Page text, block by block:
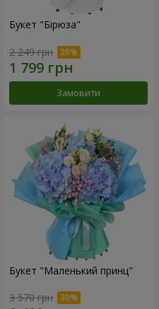
Букет "Бірюза"
2 249 грн
Замовити
Букет "Маленький принц"
3 570 грн